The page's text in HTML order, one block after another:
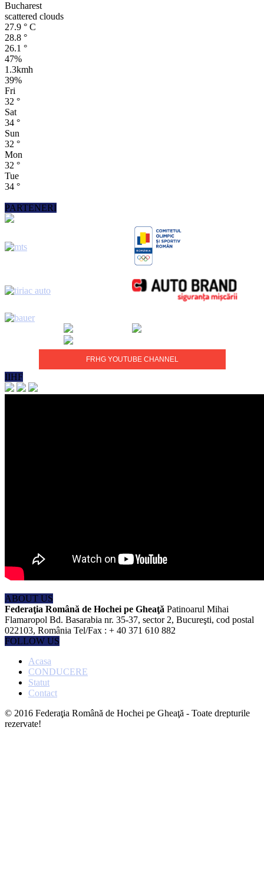
Bucharest
scattered clouds
27.9 ° C
28.8 °
26.1 °
47%
1.3kmh
39%
Fri
32 °
Sat
34 °
Sun
32 °
Mon
32 °
Tue
34 °
PARTENERI
FRHG YOUTUBE CHANNEL
IIHF
ABOUT US
Federaţia Română de Hochei pe Gheaţă Patinoarul Mihai
Flamaropol Bd. Basarabia nr. 35-37, sector 2, Bucureşti, cod postal
022103, România Tel/Fax : + 40 371 610 882
FOLLOW US
Acasa
CONDUCERE
Statut
Contact
© 2016 Federaţia Română de Hochei pe Gheaţă - Toate drepturile
rezervate!